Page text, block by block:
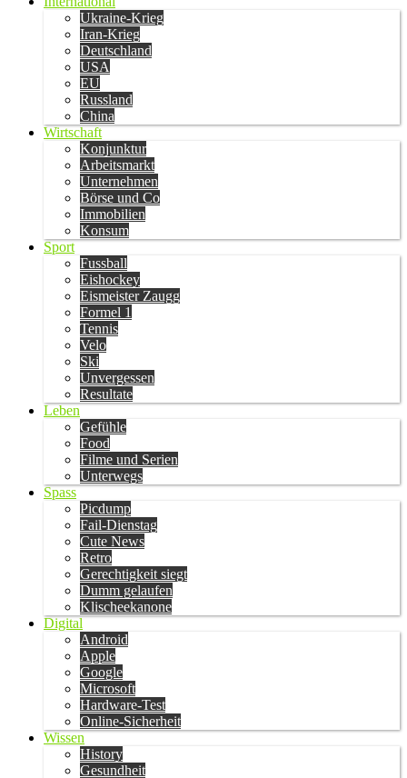
Ukraine-Krieg
Iran-Krieg
Deutschland
USA
EU
Russland
China
Wirtschaft
Konjunktur
Arbeitsmarkt
Unternehmen
Börse und Co
Immobilien
Konsum
Sport
Fussball
Eishockey
Eismeister Zaugg
Formel 1
Tennis
Velo
Ski
Unvergessen
Resultate
Leben
Gefühle
Food
Filme und Serien
Unterwegs
Spass
Picdump
Fail-Dienstag
Cute News
Retro
Gerechtigkeit siegt
Dumm gelaufen
Klischeekanone
Digital
Android
Apple
Google
Microsoft
Hardware-Test
Online-Sicherheit
Wissen
History
Gesundheit